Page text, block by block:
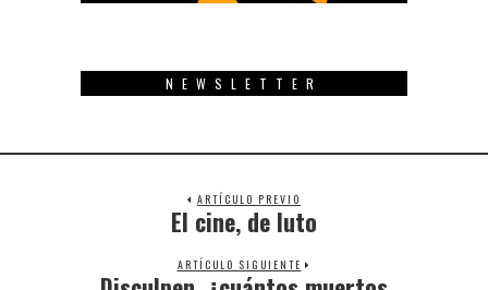
NEWSLETTER
ARTÍCULO PREVIO
Previous
El cine, de luto
ARTÍCULO SIGUIENTE
Next